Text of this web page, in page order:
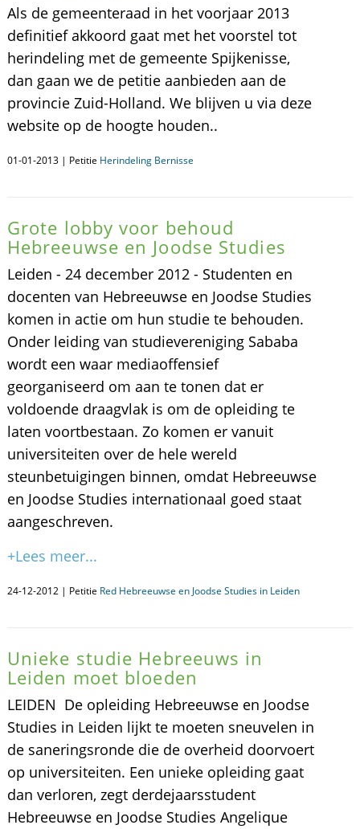
Als de gemeenteraad in het voorjaar 2013
definitief akkoord gaat met het voorstel tot
herindeling met de gemeente Spijkenisse,
dan gaan we de petitie aanbieden aan de
provincie Zuid-Holland. We blijven u via deze
website op de hoogte houden..
01-01-2013 | Petitie Herindeling Bernisse
Grote lobby voor behoud
Hebreeuwse en Joodse Studies
Leiden - 24 december 2012 - Studenten en
docenten van Hebreeuwse en Joodse Studies
komen in actie om hun studie te behouden.
Onder leiding van studievereniging Sababa
wordt een waar mediaoffensief
georganiseerd om aan te tonen dat er
voldoende draagvlak is om de opleiding te
laten voortbestaan. Zo komen er vanuit
universiteiten over de hele wereld
steunbetuigingen binnen, omdat Hebreeuwse
en Joodse Studies internationaal goed staat
aangeschreven.
+Lees meer...
24-12-2012 | Petitie Red Hebreeuwse en Joodse Studies in Leiden
Unieke studie Hebreeuws in
Leiden moet bloeden
LEIDEN  De opleiding Hebreeuwse en Joodse
Studies in Leiden lijkt te moeten sneuvelen in
de saneringsronde die de overheid doorvoert
op universiteiten. Een unieke opleiding gaat
dan verloren, zegt derdejaarsstudent
Hebreeuwse en Joodse Studies Angelique